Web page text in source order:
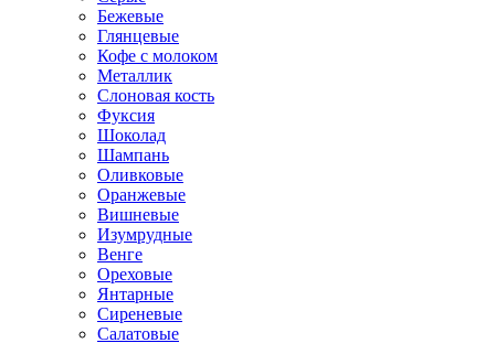
Бежевые
Глянцевые
Кофе с молоком
Металлик
Слоновая кость
Фуксия
Шоколад
Шампань
Оливковые
Оранжевые
Вишневые
Изумрудные
Венге
Ореховые
Янтарные
Сиреневые
Салатовые